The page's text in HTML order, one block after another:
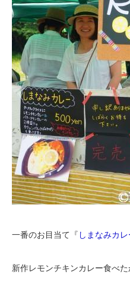
一番のお目当て『 しまなみカ
新作レモンチキンカレー食べた